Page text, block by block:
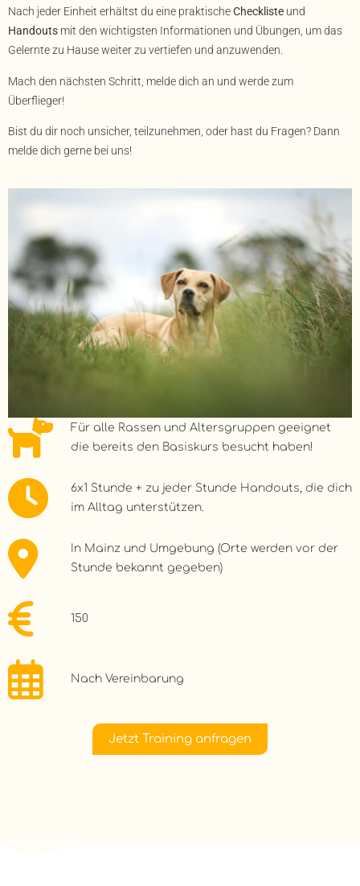
Nach jeder Einheit erhältst du eine praktischeCheckliste und
Handouts mit den wichtigsten Informationen und Übungen, um das
Gelernte zu Hause weiter zu vertiefen und anzuwenden.
Mach den nächsten Schritt, melde dich an und werde zum
Überflieger!
Bist du dir noch unsicher, teilzunehmen, oder hast du Fragen? Dann
melde dich gerne bei uns!
Für alle Rassen und Altersgruppen geeignet
die bereits den Basiskurs besucht haben!
6x1 Stunde + zu jeder Stunde Handouts, die dich
im Alltag unterstützen.
In Mainz und Umgebung (Orte werden vor der
Stunde bekannt gegeben)
150
Nach Vereinbarung
Jetzt Training anfragen